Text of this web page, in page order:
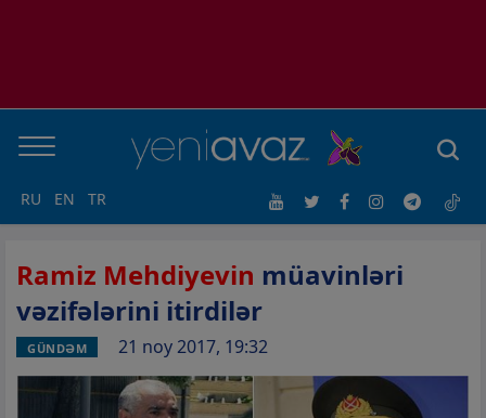
RU EN TR
Ramiz Mehdiyevin müavinləri
vəzifələrini itirdilər
GÜNDƏM 21 noy 2017, 19:32